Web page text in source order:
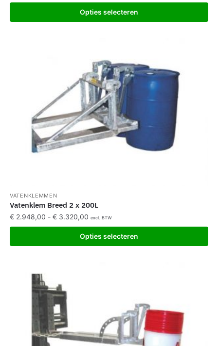
Opties selecteren
VATENKLEMMEN
Vatenklem Breed 2 x 200L
€ 2.948,00 - € 3.320,00 excl. BTW
Opties selecteren